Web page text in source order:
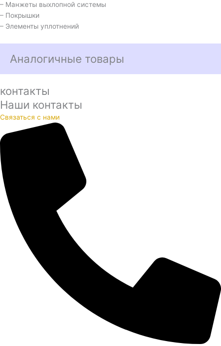
– Манжеты выхлопной системы
– Покрышки
– Элементы уплотнений
Аналогичные товары
контакты
Наши контакты
Связаться с нами